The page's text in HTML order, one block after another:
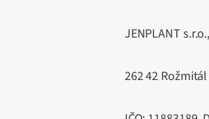
JENPLANT
262 42